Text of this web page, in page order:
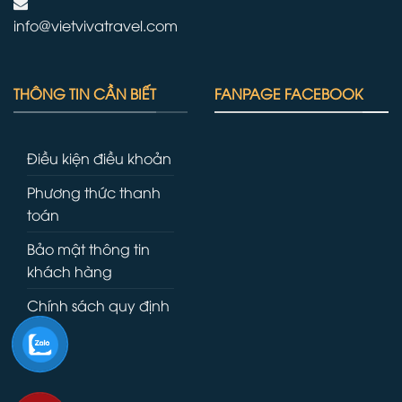
info@vietvivatravel.com
THÔNG TIN CẦN BIẾT
Điều kiện điều khoản
Phương thức thanh
toán
Bảo mật thông tin
khách hàng
Chính sách quy định
FANPAGE FACEBOOK